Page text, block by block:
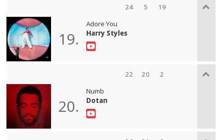
24 5 19
19.
Adore You
Harry Styles
22 20 2
20.
Numb
Dotan